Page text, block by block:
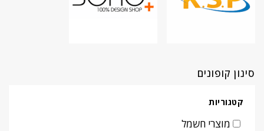
סינון קופונים
קטגוריות
מוצרי חשמל